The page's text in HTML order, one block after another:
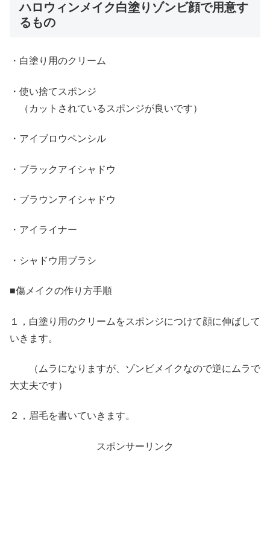
ハロウィンメイク白塗りゾンビ顔で用意す
るもの
・白塗り用のクリーム
・使い捨てスポンジ
（カットされているスポンジが良いです）
・アイブロウペンシル
・ブラックアイシャドウ
・ブラウンアイシャドウ
・アイライナー
・シャドウ用ブラシ
■傷メイクの作り方手順
１，白塗り用のクリームをスポンジにつけて顔に伸ばして
いきます。
（ムラになりますが、ゾンビメイクなので逆にムラで
大丈夫です）
２，眉毛を書いていきます。
スポンサーリンク